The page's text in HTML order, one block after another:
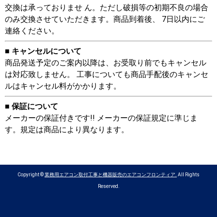
交換は承っておりませ ん。ただし破損等の初期不良の場合
のみ交換させていただきます。商品到着後、 7日以内にご
連絡ください。
■ キャンセルについて
商品発送予定のご案内以降は、お受取り前でもキャンセル
は対応致しません。 工事についても商品手配後のキャンセ
ルはキャンセル料がかかります。
■ 保証について
メーカーの保証付きです!! メーカーの保証規定に準じま
す。規定は商品により異なります。
Copyright ©業務用エアコン取付工事と機器販売のエアコンフロンティア. All Rights
Reserved.